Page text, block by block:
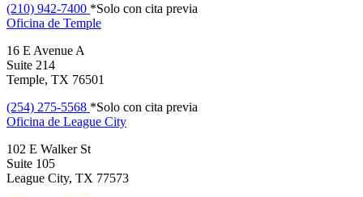
(210) 942-7400 *Solo con cita previa
Oficina de Temple
16 E Avenue A
Suite 214
Temple, TX 76501
(254) 275-5568 *Solo con cita previa
Oficina de League City
102 E Walker St
Suite 105
League City, TX 77573